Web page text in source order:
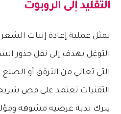
التقليد إلى الروبوت
تمثل عملية إعادة إنبات
التوغل يهدف إلى نقل جذور
التي تعاني من الترقق أو
التقنيات تعتمد على قص
يترك ندبة عرضية مشوهة